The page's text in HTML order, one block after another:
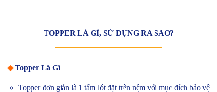
TOPPER LÀ GÌ, SỬ DỤNG RA SAO?
◈Topper Là Gì
Topper đơn giản là 1 tấm lót đặt trên nệm với mục đích bảo vệ